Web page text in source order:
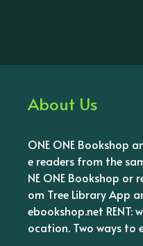
About Us
ONE ONE Bookshop
e readers from the
NE ONE Bookshop
om Tree Library App
ebookshop.net RENT:
ocation. Two ways to